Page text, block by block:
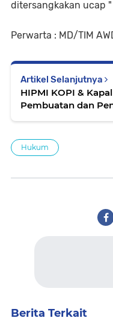
ditersangkakan ucap "
Perwarta : MD/TIM
Artikel Selanjutnya
HIPMI KOPI &
Pembuatan dan
Hukum
Berita Terkait